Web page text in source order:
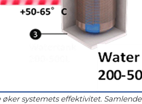
systemets effektivitet. Samlende